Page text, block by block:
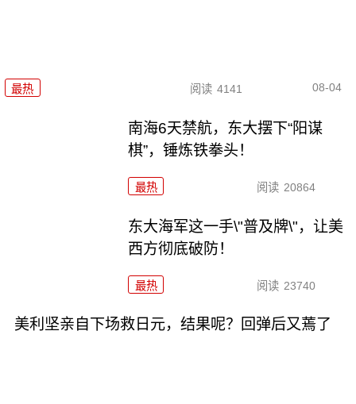
最热 阅读 4141 08-04
南海6天禁航，东大摆下“阳谋
棋”，锤炼铁拳头！
最热 阅读 20864
东大海军这一手\"普及牌\"，让美
西方彻底破防！
最热 阅读 23740
美利坚亲自下场救日元，结果呢？回弹后又蔫了